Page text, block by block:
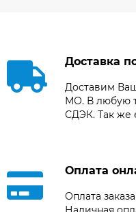
Доставка
Доставим
МО. В любую
СДЭК. Так же
Оплата
Оплата